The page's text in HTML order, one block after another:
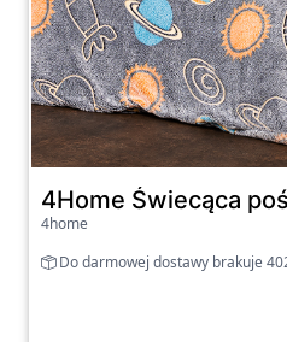
4Home Świecąca
4home
Do darmowej dostawy brakuje